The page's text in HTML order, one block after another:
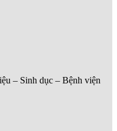
– Sinh dục – Bệnh viện